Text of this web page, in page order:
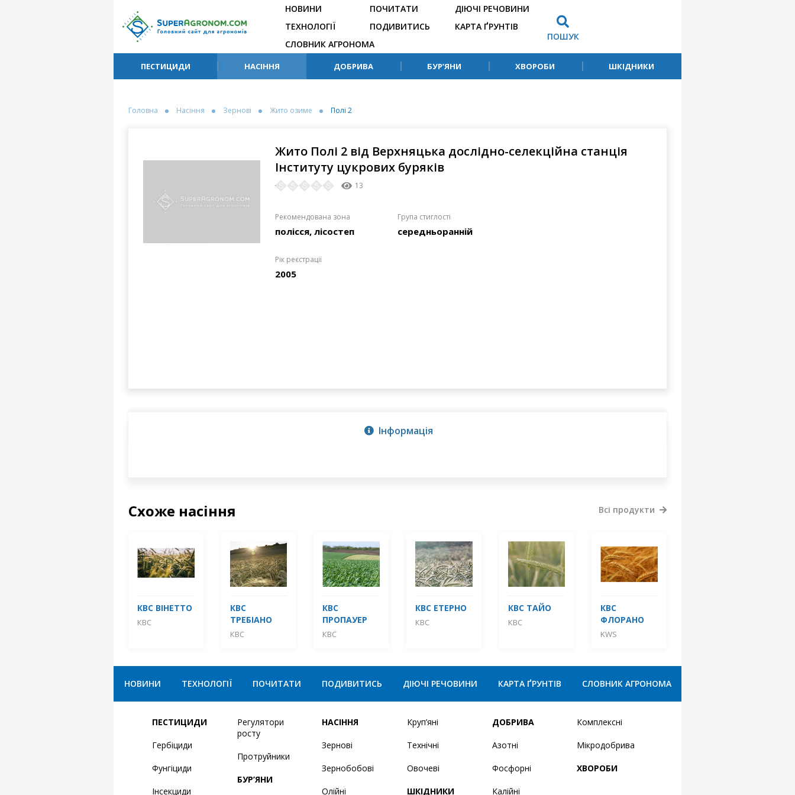
НОВИНИ
ТЕХНОЛОГІЇ
ПОЧИТАТИ
ПОДИВИТИСЬ
ДІЮЧІ РЕЧОВИНИ
КАРТА ҐРУНТІВ
СЛОВНИК АГРОНОМА
ПОШУК
ПЕСТИЦИДИ НАСІННЯ ДОБРИВА БУР’ЯНИ ХВОРОБИ ШКІДНИКИ
Головна Насіння Зернові Жито озиме Полі 2
Жито Полі 2 від Верхняцька дослідно-селекційна станція
Інституту цукрових буряків
13
Рекомендована зона
полісся, лісостеп
Група стиглості
середньоранній
Рік реєстрації
2005
Інформація
Схоже насіння
КВС ВІНЕТТО
КВС
КВС
ТРЕБІАНО
КВС
КВС
ПРОПАУЕР
КВС
КВС ЕТЕРНО
КВС
КВС ТАЙО
КВС
КBC
ФЛОРАНО
KWS
Всі продукти
НОВИНИ ТЕХНОЛОГІЇ ПОЧИТАТИ ПОДИВИТИСЬ ДІЮЧІ РЕЧОВИНИ КАРТА ҐРУНТІВ СЛОВНИК АГРОНОМА
ПЕСТИЦИДИ
Гербіциди
Фунгіциди
Інсекциди
Регулятори
росту
Протруйники
БУР’ЯНИ
НАСІННЯ
Зернові
Зернобобові
Олійні
Круп’яні
Технічні
Овочеві
ШКІДНИКИ
ДОБРИВА
Азотні
Фосфорні
Калійні
Комплексні
Мікродобрива
ХВОРОБИ